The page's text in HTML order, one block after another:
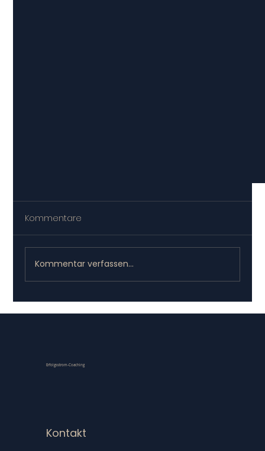
beruflichen und privaten Erfolg
Kommentare
Kommentar verfassen...
Erfolgsstrom-Coaching
Kontakt